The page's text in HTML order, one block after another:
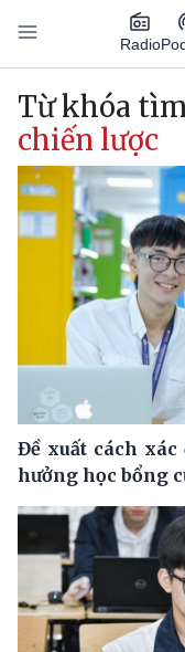
Nhảy đến nội dung
Radio
Main
Từ khóa
chiến lược
Đề xuất cách
hưởng học bổng